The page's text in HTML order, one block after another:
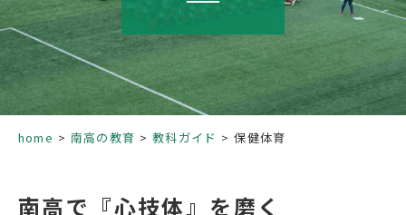
学校生活
部活動
home 南高の教育 教科ガイド 保健体育
南高で『心技体』を磨く